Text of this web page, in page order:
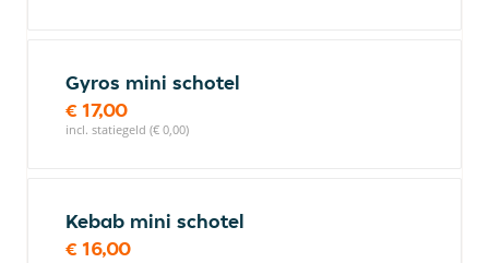
Gyros mini schotel
€ 17,00
incl. statiegeld (€ 0,00)
Kebab mini schotel
€ 16,00